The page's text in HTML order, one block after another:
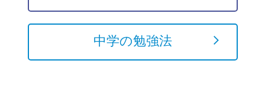
中学の勉強法